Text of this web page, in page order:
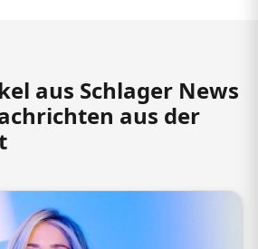
aus Schlager News
aus der